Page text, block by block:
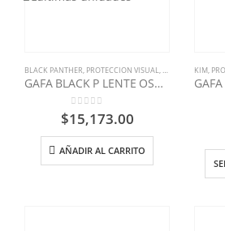
BLACK PANTHER, PROTECCION VISUAL,SEGURIDAD
GAFA BLACK P LENTE OSCURO ANTIFOG C/CLIP GB9319 RX
0 out of 5
$15,173.00
AÑADIR AL CARRITO
KIM,